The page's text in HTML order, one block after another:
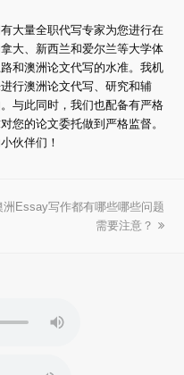
大量全职代写专家为您进行在
大、新西兰和爱尔兰等大学体
和澳洲论文代写的水准。我机
行澳洲论文代写、研究和辅
与此同时，我们也配备有严格
您的论文委托做到严格监督。
伙伴们！
洲Essay写作都有哪些哪些问题
需要注意？